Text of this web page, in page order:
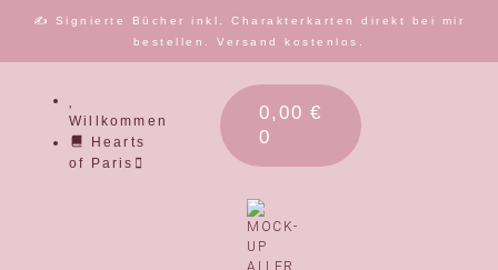
✍️ Signierte Bücher inkl. Charakterkarten direkt bei mir
bestellen. Versand kostenlos.
Willkommen
Hearts
of Paris
0,00€
0